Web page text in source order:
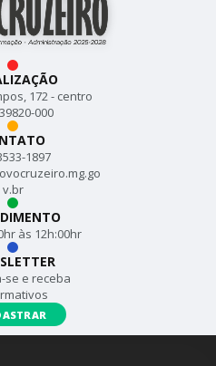
172 - centro
000
1897
v.br
às 12h:00hr
se e receba